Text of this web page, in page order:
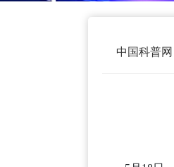
中国科普网